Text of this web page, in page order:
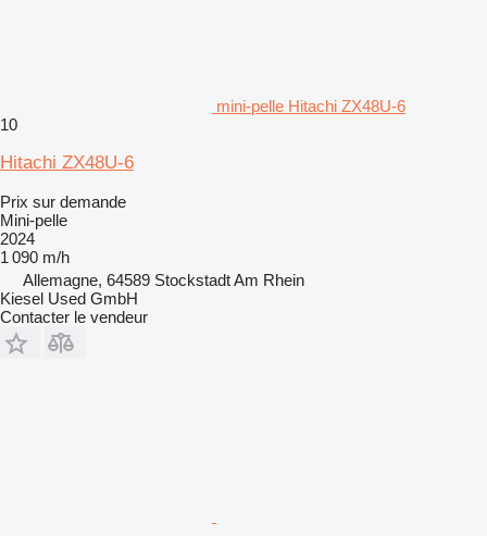
mini-pelle Hitachi ZX48U-6
10
Hitachi ZX48U-6
Prix sur demande
Mini-pelle
2024
1 090 m/h
Allemagne, 64589 Stockstadt Am Rhein
Kiesel Used GmbH
Contacter le vendeur